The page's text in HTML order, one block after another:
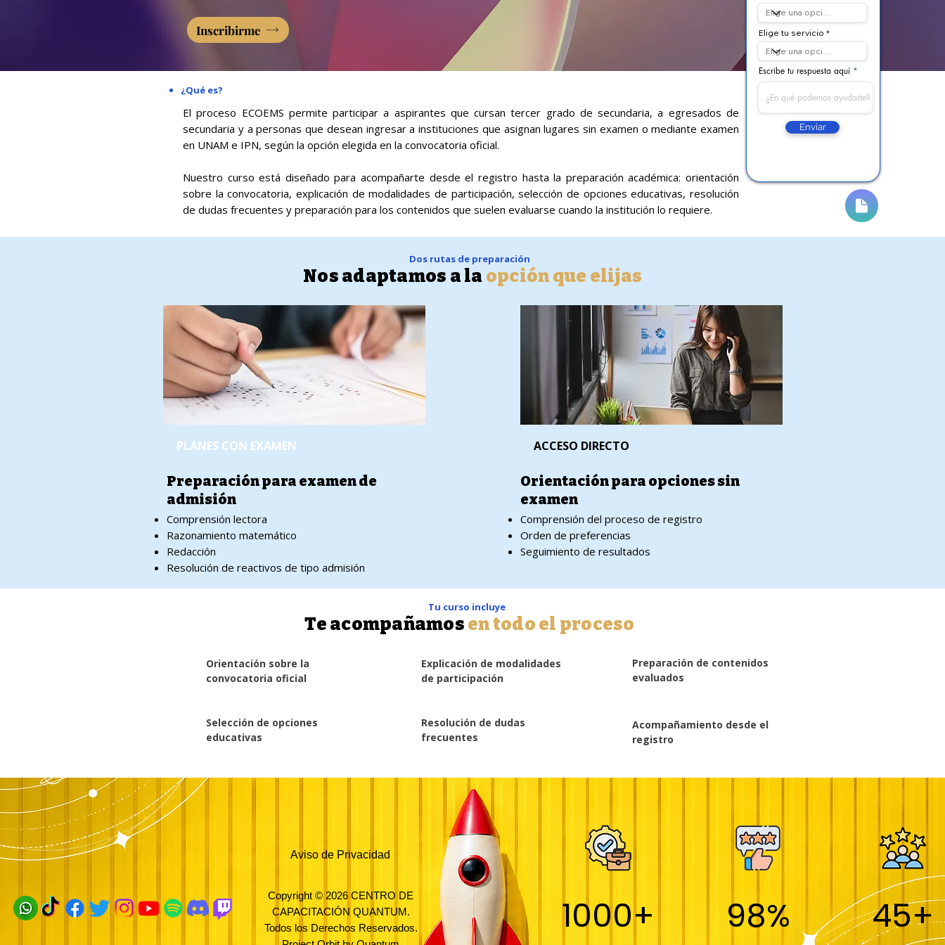
Inscribirme
¿Qué es?
El proceso ECOEMS permite participar a aspirantes que cursan tercer grado de secundaria, a egresados de
secundaria y a personas que desean ingresar a instituciones que asignan lugares sin examen o mediante examen
en UNAM e IPN, según la opción elegida en la convocatoria oficial.
Nuestro curso está diseñado para acompañarte desde el registro hasta la preparación académica: orientación
sobre la convocatoria, explicación de modalidades de participación, selección de opciones educativas, resolución
de dudas frecuentes y preparación para los contenidos que suelen evaluarse cuando la institución lo requiere.
Dos rutas de preparación
Nos adaptamos a la opción que elijas
PLANES CON EXAMEN
Preparación para examen de
admisión
Comprensión lectora
Razonamiento matemático
Redacción
Resolución de reactivos de tipo admisión
ACCESO DIRECTO
Orientación para opciones sin
examen
Comprensión del proceso de registro
Orden de preferencias
Seguimiento de resultados
Tu curso incluye
Te acompañamos en todo el proceso
Orientación sobre la
convocatoria oficial
Explicación de modalidades
de participación
Preparación de contenidos
evaluados
Selección de opciones
educativas
Resolución de dudas
frecuentes
Acompañamiento desde el
registro
Elige tu servicio
Escribe tu respuesta aquí
Enviar
Aviso de Privacidad
Copyright © 2026 CENTRO DE
CAPACITACIÓN QUANTUM.
Todos los Derechos Reservados.
1000+ 98% 45+